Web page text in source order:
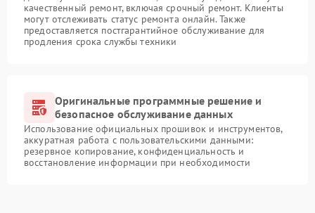
качественный ремонт, включая срочный ремонт. Клиенты
могут отслеживать статус ремонта онлайн. Также
предоставляется постгарантийное обслуживание для
продления срока службы техники
Оригинальные программные решение и
безопасное обслуживание данных
Использование официальных прошивок и инструментов,
аккуратная работа с пользовательскими данными:
резервное копирование, конфиденциальность и
восстановление информации при необходимости